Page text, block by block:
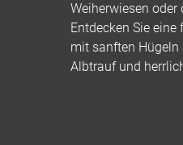
Weiherwiesen oder
Entdecken Sie
mit sanften
Albtrauf und